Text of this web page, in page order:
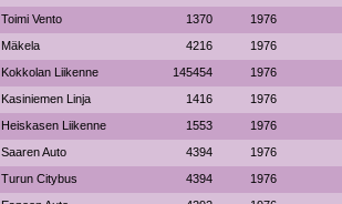
Toimi Vento 1370 1976
Mäkela 4216 1976
Kokkolan Liikenne 145454 1976
Kasiniemen Linja 1416 1976
Heiskasen Liikenne 1553 1976
Saaren Auto 4394 1976
Turun Citybus 4394 1976